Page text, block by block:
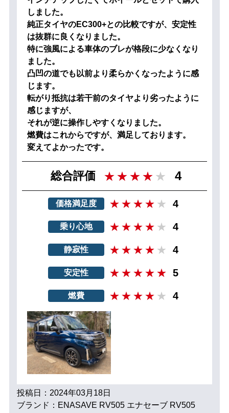
しました。
純正タイヤのEC300+との比較ですが、安定性
は抜群に良くなりました。
特に強風による車体のブレが格段に少なくなり
ました。
凸凹の道でも以前より柔らかくなったように感
じます。
転がり抵抗は若干前のタイヤより劣ったように
感じますが、
それが逆に操作しやすくなりました。
燃費はこれからですが、満足しております。
変えてよかったです。
総合評価 4
価格満足度 4
乗り心地 4
静寂性 4
安定性 5
燃費 4
投稿日：2024年03月18日
ブランド：ENASAVE RV505 エナセーブ RV505